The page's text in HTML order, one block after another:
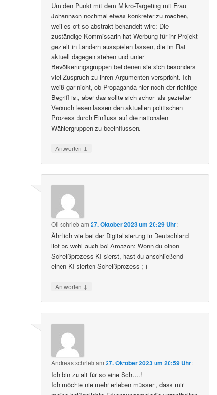
Um den Punkt mit dem Mikro-Targeting mit Frau
Johannson nochmal etwas konkreter zu machen,
weil es oft so abstrakt behandelt wird: Die
zuständige Kommissarin hat Werbung für ihr Projekt
gezielt in Ländern ausspielen lassen, die im Rat
aktuell dagegen stehen und unter
Bevölkerungsgruppen bei denen sie sich besonders
viel Zuspruch zu ihren Argumenten verspricht. Ich
weiß gar nicht, ob Propaganda hier noch der richtige
Begriff ist, aber das sollte sich schon als gezielter
Versuch lesen lassen den aktuellen politischen
Prozess durch Einfluss auf die nationalen
Wählergruppen zu beeinflussen.
Antworten ↓
Oli schriebam27. Oktober 2023 um 20:29 Uhr:
Ähnlich wie bei der Digitalisierung in Deutschland
lief es wohl auch bei Amazon: Wenn du einen
Scheißprozess KI-sierst, hast du anschließend
einen KI-sierten Scheißprozess ;-)
Antworten ↓
Andreasschriebam27. Oktober 2023 um 20:59 Uhr:
Ich bin zu alt für so eine Sch….!
Ich möchte nie mehr erleben müssen, dass mir